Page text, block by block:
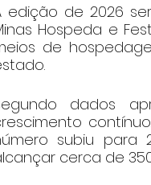
edição de 2026
Hospeda e
de
dados
subiu para
cerca de